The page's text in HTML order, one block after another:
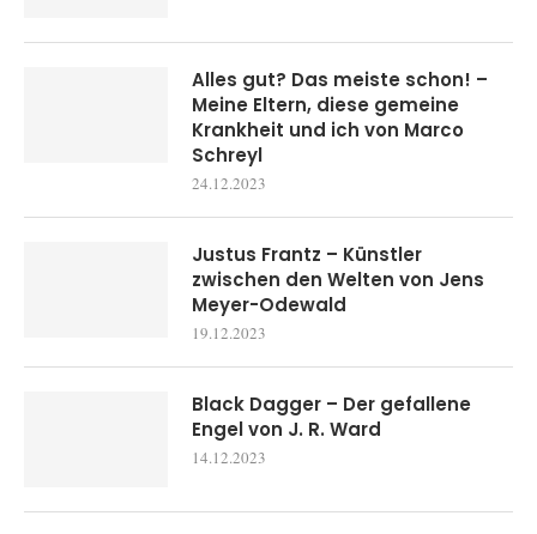
Alles gut? Das meiste schon! –
Meine Eltern, diese gemeine
Krankheit und ich von Marco
Schreyl
24.12.2023
Justus Frantz – Künstler
zwischen den Welten von Jens
Meyer-Odewald
19.12.2023
Black Dagger – Der gefallene
Engel von J. R. Ward
14.12.2023